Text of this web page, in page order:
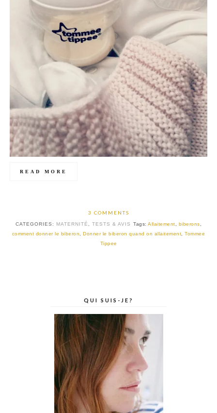
READ MORE
3 COMMENTS
CATEGORIES: MATERNITÉ , TESTS & AVIS Tags: Allaitement, biberons,
comment donner le biberon,Donner le biberon quand on allaitement,Tommee
Tippee
QUI SUIS-JE?